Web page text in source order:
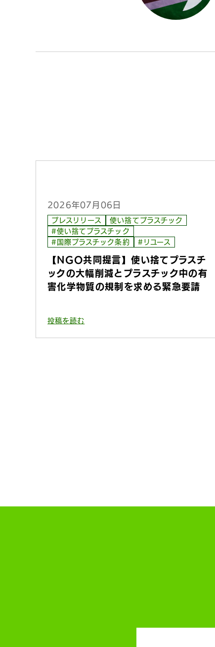
2026年07月06日
プレスリリース
使い捨てプラスチック
#使い捨てプラスチック
#国際プラスチック条約
#リユース
【NGO共同提言】使い捨てプラスチ
ックの大幅削減とプラスチック中の有
害化学物質の規制を求める緊急要請
投稿を読む